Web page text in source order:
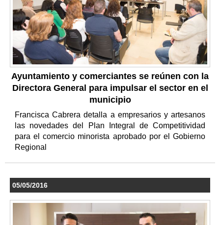
Ayuntamiento y comerciantes se reúnen con la
Directora General para impulsar el sector en el
municipio
Francisca Cabrera detalla a empresarios y artesanos
las novedades del Plan Integral de Competitividad
para el comercio minorista aprobado por el Gobierno
Regional
05/05/2016